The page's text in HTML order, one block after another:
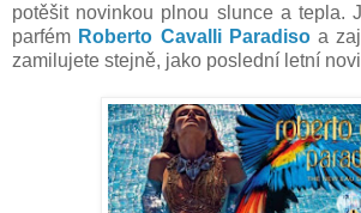
potěšit novinkou plnou slunce a tepla.
parfém Roberto Cavalli Paradisoa
zamilujete stejně, jako poslední letní